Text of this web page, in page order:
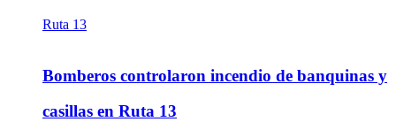
Bomberos controlaron incendio de banquinas y
casillas en Ruta 13